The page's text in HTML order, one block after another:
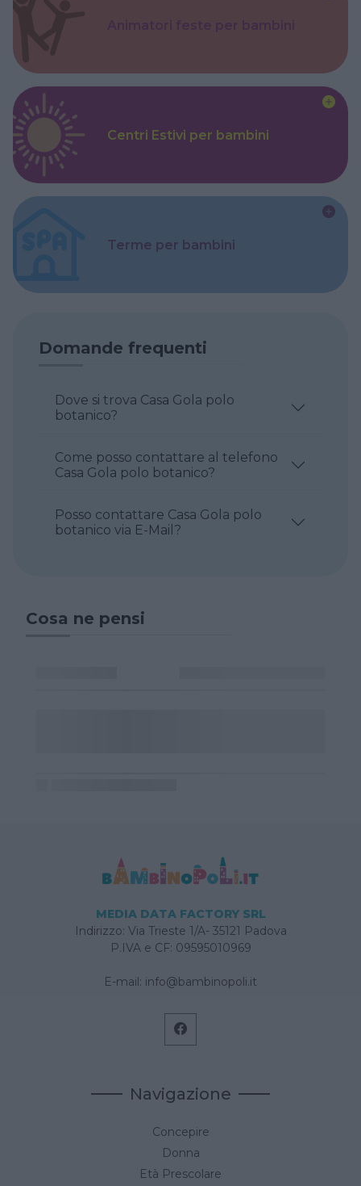
Centri Estivi per bambini
Terme per bambini
Domande frequenti
Dove si trova Casa Gola polo
botanico?
Come posso contattare al telefono
Casa Gola polo botanico?
Posso contattare Casa Gola polo
botanico via E-Mail?
Cosa ne pensi
MEDIA DATA FACTORY SRL
Indirizzo: Via Trieste 1/A- 35121 Padova
P.IVA e CF: 09595010969
E-mail: info@bambinopoli.it
Navigazione
Concepire
Donna
Età Prescolare